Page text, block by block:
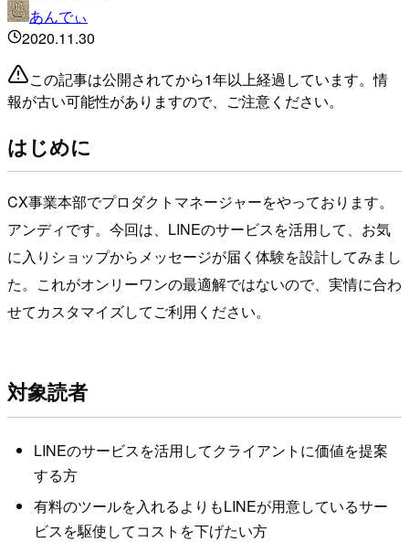
あんでぃ
2020.11.30
この記事は公開されてから1年以上経過しています。情
報が古い可能性がありますので、ご注意ください。
はじめに
CX事業本部でプロダクトマネージャーをやっております。
アンディです。今回は、LINEのサービスを活用して、お気
に入りショップからメッセージが届く体験を設計してみまし
た。これがオンリーワンの最適解ではないので、実情に合わ
せてカスタマイズしてご利用ください。
対象読者
LINEのサービスを活用してクライアントに価値を提案
する方
有料のツールを入れるよりもLINEが用意しているサー
ビスを駆使してコストを下げたい方